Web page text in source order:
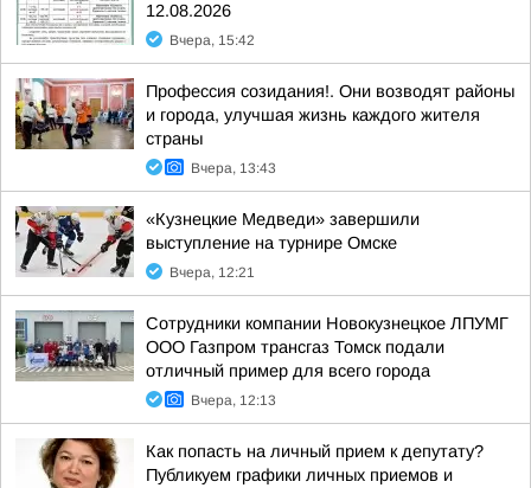
12.08.2026
Вчера, 15:42
Профессия созидания!. Они возводят районы
и города, улучшая жизнь каждого жителя
страны
Вчера, 13:43
«Кузнецкие Медведи» завершили
выступление на турнире Омске
Вчера, 12:21
Сотрудники компании Новокузнецкое ЛПУМГ
ООО Газпром трансгаз Томск подали
отличный пример для всего города
Вчера, 12:13
Как попасть на личный прием к депутату?
Публикуем графики личных приемов и